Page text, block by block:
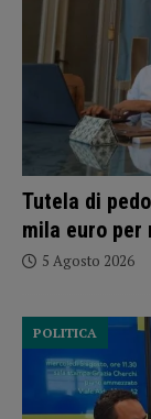
Tutela di
mila euro per
5 Agosto 2026
POLITICA